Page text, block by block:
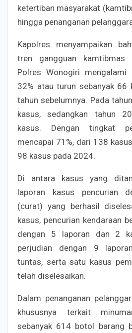
ketertiban masyarakat
hingga penanganan
Kapolres menyampaikan
tren gangguan kamtibmas
Polres Wonogiri mengalami
32% atau turun sebanyak 66
tahun sebelumnya. Pada
kasus, sedangkan tahun
kasus. Dengan tingkat
mencapai 71%, dari 138
98 kasus pada 2024.
Di antara kasus yang
laporan kasus pencurian
(curat) yang berhasil
kasus, pencurian kendaraan
dengan 5 laporan dan 2
perjudian dengan 9
tuntas, serta satu kasus
telah diselesaikan.
Dalam penanganan
khususnya terkait
sebanyak 614 botol barang